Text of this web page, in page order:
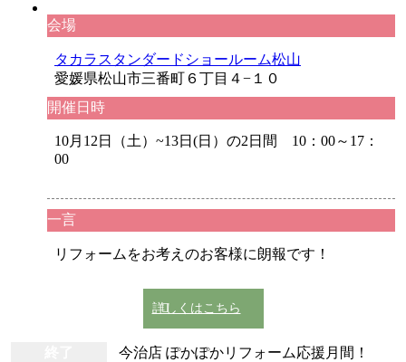
会場
タカラスタンダードショールーム松山
愛媛県松山市三番町６丁目４−１０
開催日時
10月12日（土）~13日(日）の2日間 10：00～17：
00
一言
リフォームをお考えのお客様に朗報です！
詳しくはこちら
今治店 ぽかぽかリフォーム応援月間！